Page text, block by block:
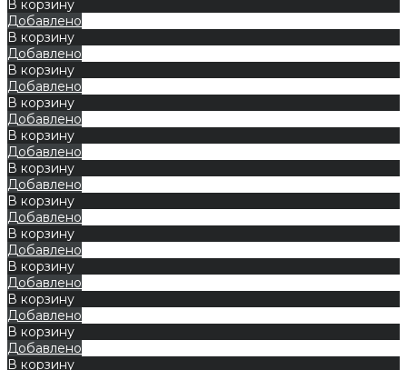
В корзину
Добавлено
В корзину
Добавлено
В корзину
Добавлено
В корзину
Добавлено
В корзину
Добавлено
В корзину
Добавлено
В корзину
Добавлено
В корзину
Добавлено
В корзину
Добавлено
В корзину
Добавлено
В корзину
Добавлено
В корзину